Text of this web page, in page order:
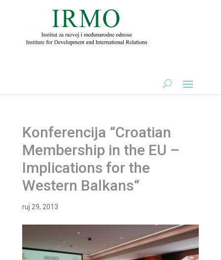
Konferencija “Croatian
Membership in the EU –
Implications for the
Western Balkans“
ruj 29, 2013